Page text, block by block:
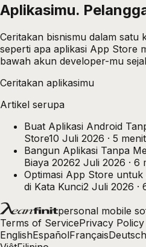
Aplikasimu.
Ceritakan bisnismu dalam satu
seperti apa aplikasi App Store
bawah akun developer-mu
Ceritakan aplikasimu
Artikel serupa
Buat Aplikasi Android
Store10 Juli 2026 · 5
Bangun Aplikasi Tanpa
Biaya 20262 Juli 2026 · 6
Optimasi App Store
di Kata Kunci2 Juli 2026 ·
personal mobile
Terms of ServicePrivacy Policy
EnglishEspañolFrançaisDeutsch